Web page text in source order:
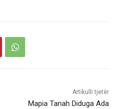
Artikulli tjetër
Mapia Tanah Diduga Ada